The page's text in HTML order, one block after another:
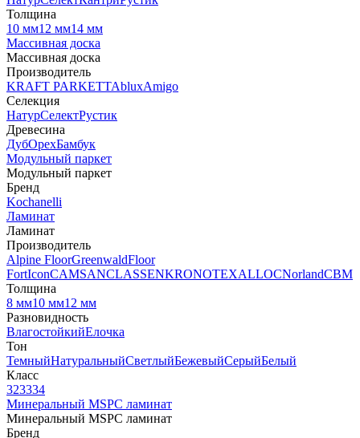
Толщина
10 мм12 мм14 мм
Массивная доска
Массивная доска
Производитель
KRAFT PARKETTAbluxAmigo
Селекция
НатурСелектРустик
Древесина
ДубОрехБамбук
Модульный паркет
Модульный паркет
Бренд
Kochanelli
Ламинат
Ламинат
Производитель
Alpine FloorGreenwaldFloor
FortIconCAMSANCLASSENKRONOTEXALLOCNorlandCBM
Толщина
8 мм10 мм12 мм
Разновидность
ВлагостойкийЕлочка
Тон
ТемныйНатуральныйСветлыйБежевыйСерыйБелый
Класс
323334
Минеральный MSPC ламинат
Минеральный MSPC ламинат
Бренд